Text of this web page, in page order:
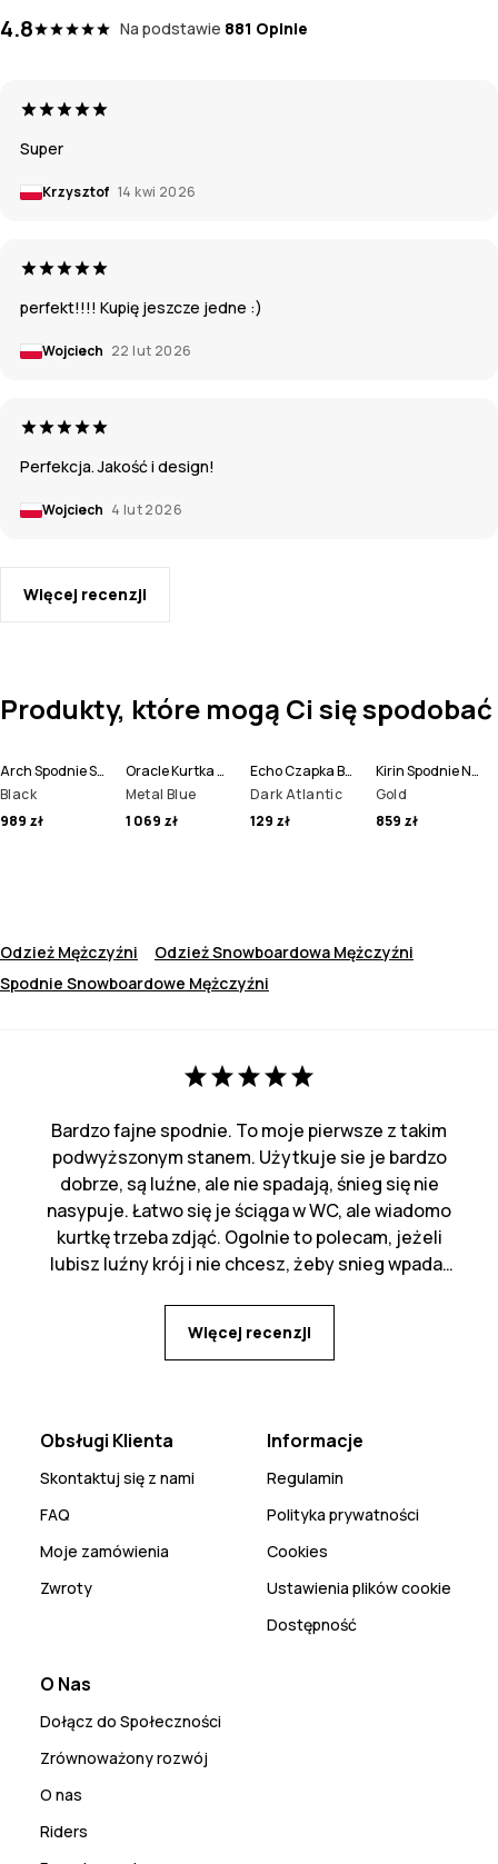
4.8 Na podstawie 881 Opinie
Super
Krzysztof 14 kwi 2026
perfekt!!!! Kupię jeszcze jedne :)
Wojciech 22 lut 2026
Perfekcja. Jakość i design!
Wojciech 4 lut 2026
Więcej recenzji
Produkty, które mogą Ci się spodobać
Arch Spodnie Snowboardowe Mężczyźni
Black
989 zł
Oracle Kurtka Narciarska Mężczyźni
Metal Blue
1 069 zł
Echo Czapka Beanie
Dark Atlantic
129 zł
Kirin Spodnie Narciarskie Mężczyźni
Gold
859 zł
Odzież Mężczyźni
Odzież Snowboardowa Mężczyźni
Spodnie Snowboardowe Mężczyźni
Bardzo fajne spodnie. To moje pierwsze z takim
podwyższonym stanem. Użytkuje sie je bardzo
dobrze, są luźne, ale nie spadają, śnieg się nie
nasypuje. Łatwo się je ściąga w WC, ale wiadomo
kurtkę trzeba zdjąć. Ogolnie to polecam, jeżeli
lubisz luźny krój i nie chcesz, żeby snieg wpadał
Więcej recenzji
Obsługi Klienta
Skontaktuj się z nami
FAQ
Moje zamówienia
Zwroty
Informacje
Regulamin
Polityka prywatności
Cookies
Ustawienia plików cookie
Dostępność
O Nas
Dołącz do Społeczności
Zrównoważony rozwój
O nas
Riders